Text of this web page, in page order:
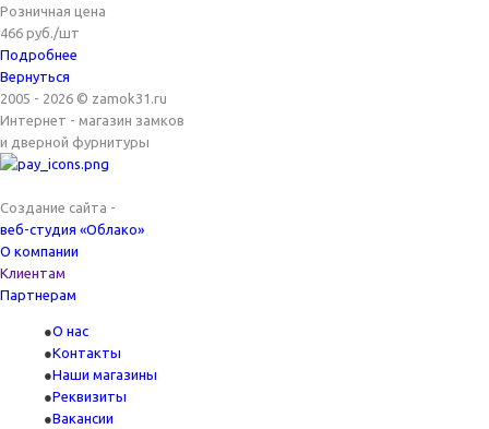
Розничная цена
466 руб./шт
Подробнее
Вернуться
2005 - 2026 © zamok31.ru
Интернет - магазин замков
и дверной фурнитуры
Создание сайта -
веб-студия «Облако»
О компании
Клиентам
Партнерам
О нас
Контакты
Наши магазины
Реквизиты
Вакансии